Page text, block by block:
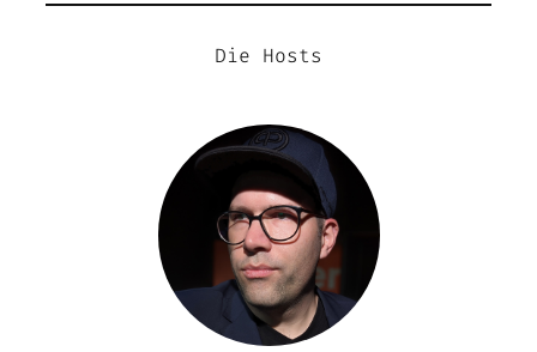
Die Hosts